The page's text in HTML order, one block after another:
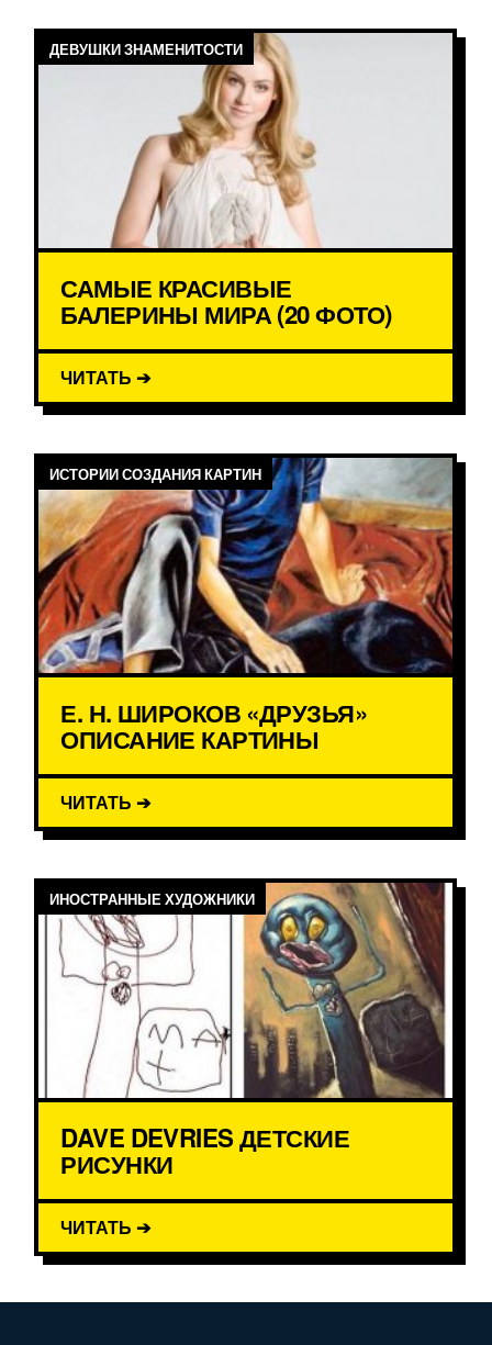
ДЕВУШКИ ЗНАМЕНИТОСТИ
САМЫЕ КРАСИВЫЕ
БАЛЕРИНЫ МИРА (20 ФОТО)
ЧИТАТЬ ➔
ИСТОРИИ СОЗДАНИЯ КАРТИН
Е. Н. ШИРОКОВ «ДРУЗЬЯ»
ОПИСАНИЕ КАРТИНЫ
ЧИТАТЬ ➔
ИНОСТРАННЫЕ ХУДОЖНИКИ
DAVE DEVRIES ДЕТСКИЕ
РИСУНКИ
ЧИТАТЬ ➔